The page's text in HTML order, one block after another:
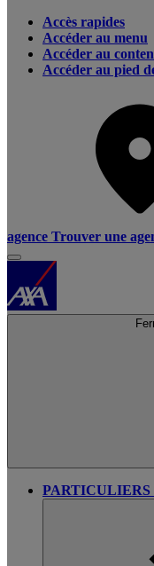
Accès rapides
Accéder au menu
Accéder au
Accéder au pied
agence Trouver une
PARTICULIERS